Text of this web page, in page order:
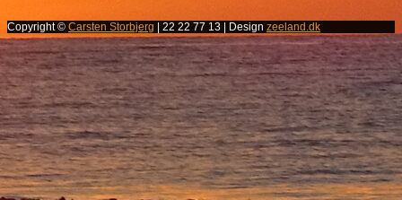
Copyright © Carsten Storbjerg | 22 22 77 13 | Design zeeland.dk